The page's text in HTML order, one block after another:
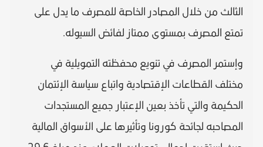
الثالث من خلال المصادر الخاصة للمصرف ما يدل على
تمتع المصرف بمستوى ممتاز لفائض السيوله.
وإستمر المصرف في تنويع محفظته التمويلية في
مختلف القطاعات الإقتصادية واتباع سياسة الإئتمان
الحكيمة والتي تأخذ بعين الإعتبار جميع المستجدات
المصاحبه لجائحة كورونا وتأثيرها على الأسواق المالية